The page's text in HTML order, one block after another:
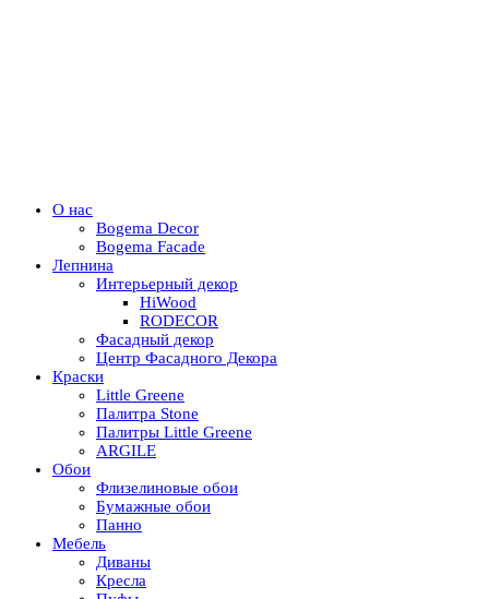
О нас
Bogema Decor
Bogema Facade
Лепнина
Интерьерный декор
HiWood
RODECOR
Фасадный декор
Центр Фасадного Декора
Краски
Little Greene
Палитра Stone
Палитры Little Greene
ARGILE
Обои
Флизелиновые обои
Бумажные обои
Панно
Мебель
Диваны
Кресла